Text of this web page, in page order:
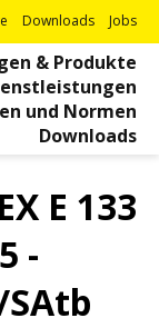
Downloads Jobs
& Produkte
und Normen
Downloads
E 133
-
SAtb